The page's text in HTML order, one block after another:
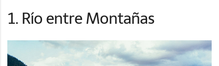
1. Río entre Montañas